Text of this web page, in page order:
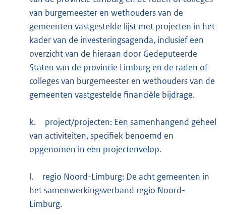
van burgemeester en wethouders van de
gemeenten vastgestelde lijst met projecten in het
kader van de investeringsagenda, inclusief een
overzicht van de hieraan door Gedeputeerde
Staten van de provincie Limburg en de raden of
colleges van burgemeester en wethouders van de
gemeenten vastgestelde financiële bijdrage.
k.
project/projecten: Een samenhangend geheel
van activiteiten, specifiek benoemd en
opgenomen in een projectenvelop.
l.
regio Noord-Limburg: De acht gemeenten in
het samenwerkingsverband regio Noord-
Limburg.